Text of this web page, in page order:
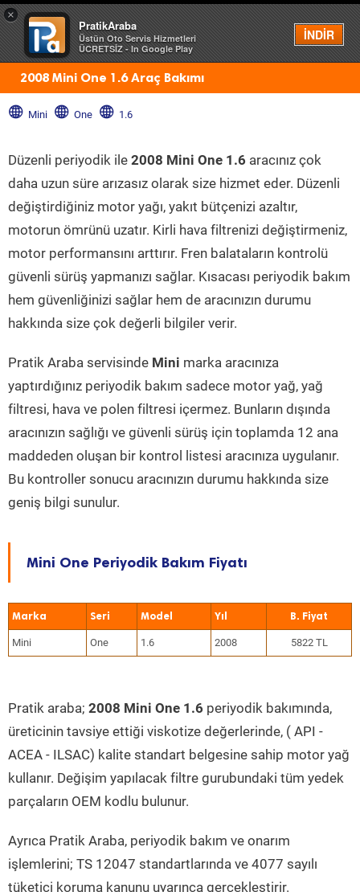
×
PratikAraba
Üstün Oto Servis Hizmetleri
ÜCRETSİZ - In Google Play
İNDİR
Menü
2008 Mini One 1.6 Araç Bakımı
Mini One 1.6
Düzenli periyodik ile 2008 Mini One 1.6 aracınız çok
daha uzun süre arızasız olarak size hizmet eder. Düzenli
değiştirdiğiniz motor yağı, yakıt bütçenizi azaltır,
motorun ömrünü uzatır. Kirli hava filtrenizi değiştirmeniz,
motor performansını arttırır. Fren balataların kontrolü
güvenli sürüş yapmanızı sağlar. Kısacası periyodik bakım
hem güvenliğinizi sağlar hem de aracınızın durumu
hakkında size çok değerli bilgiler verir.
Pratik Araba servisinde Mini marka aracınıza
yaptırdığınız periyodik bakım sadece motor yağ, yağ
filtresi, hava ve polen filtresi içermez. Bunların dışında
aracınızın sağlığı ve güvenli sürüş için toplamda 12 ana
maddeden oluşan bir kontrol listesi aracınıza uygulanır.
Bu kontroller sonucu aracınızın durumu hakkında size
geniş bilgi sunulur.
Mini One Periyodik Bakım Fiyatı
Marka Seri Model Yıl
Mini One 1.6 2008 5822 TL
Pratik araba; 2008 Mini One 1.6 periyodik bakımında,
üreticinin tavsiye ettiği viskotize değerlerinde, ( API -
ACEA - ILSAC) kalite standart belgesine sahip motor yağ
kullanır. Değişim yapılacak filtre gurubundaki tüm yedek
parçaların OEM kodlu bulunur.
Ayrıca Pratik Araba, periyodik bakım ve onarım
işlemlerini; TS 12047 standartlarında ve 4077 sayılı
tüketici koruma kanunu uyarınca gerçekleştirir.